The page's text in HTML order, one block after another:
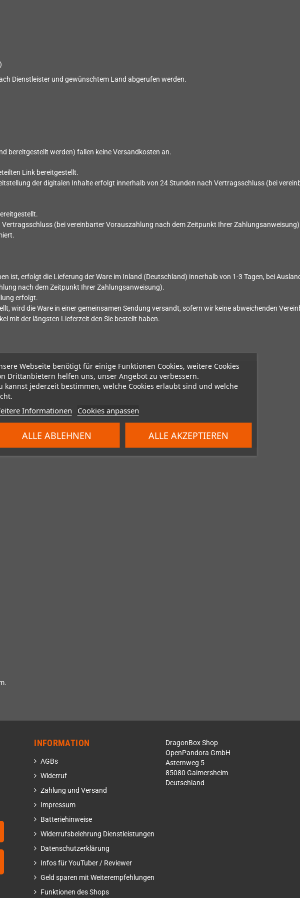
Webseite benötigt für einige Funktionen Cookies, weitere Cookies
Drittanbietern helfen uns, unser Angebot zu verbessern.
kannst jederzeit bestimmen, welche Cookies erlaubt sind und welche
Informationen Cookies anpassen
ALLE ABLEHNEN ALLE AKZEPTIEREN
Dienstleister und gewünschtem Land abgerufen werden.
bereitgestellt werden) fallen keine Versandkosten an.
Link bereitgestellt.
der digitalen Inhalte erfolgt innerhalb von 24Stunden nach Vertragsschluss (bei
Vertragsschluss (bei vereinbarter Vorauszahlung nach dem Zeitpunkt Ihrer
ist, erfolgt die Lieferung der Ware im Inland (Deutschland) innerhalb von 1-3 Tagen, bei
nach dem Zeitpunkt Ihrer Zahlungsanweisung).
erfolgt.
wird die Ware in einer gemeinsamen Sendung versandt, sofern wir keine abweichenden
mit der längsten Lieferzeit den Sie bestellt haben.
INFORMATION
AGBs
Widerruf
Zahlung und Versand
Impressum
Batteriehinweise
Widerrufsbelehrung Dienstleistungen
Datenschutzerklärung
Infos für YouTuber / Reviewer
Geld sparen mit Weiterempfehlungen
Funktionen des Shops
DragonBox Shop
OpenPandora GmbH
Asternweg 5
85080 Gaimersheim
Deutschland